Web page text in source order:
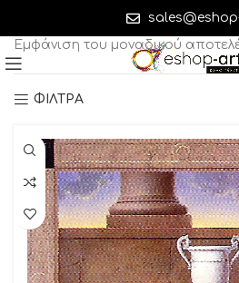
44 x 40 cm (M x Y)
Εμφάνιση του μοναδικού
ΦΙΛΤΡΑ